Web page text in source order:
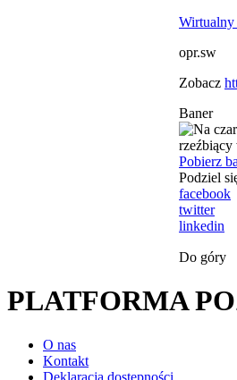
Wirtualny
opr.sw
Zobacz
Baner
Pobierz
Podziel
facebook
twitter
linkedin
Do góry
PLATFORMA
O nas
Kontakt
Deklaracja dostępności